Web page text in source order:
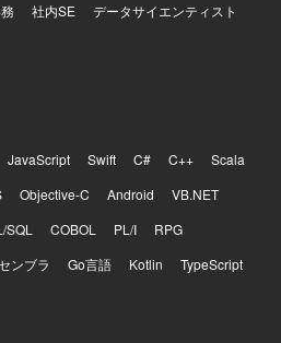
アルタイム支援、通話内容の活
ど、音声と生成AIを組み合わせ
。バックエンドはTypeScript、
用しております。データベース
ベクトルデータベース）を使用し
とTerraformを用いて構築して
、監視にはDatadogを利用
社内SE
データサイエンティスト
JavaScript Swift C# C++
Scala
Objective-C Android
VB.NET
SQL COBOL PL/I
RPG
ンブラ Go言語 Kotlin
TypeScript